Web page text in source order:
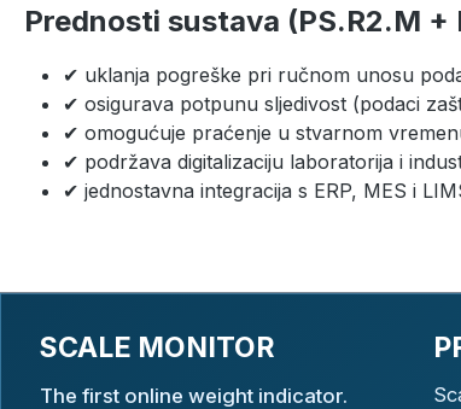
Prednosti sustava (PS.R2.M
✔ uklanja pogreške pri ručnom unosu
✔ osigurava potpunu sljedivost (podaci
✔ omogućuje praćenje u stvarnom
✔ podržava digitalizaciju laboratorija i
✔ jednostavna integracija s ERP, MES i
SCALE MONITOR
The first online weight indicator.